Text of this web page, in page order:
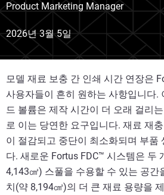
Product Marketing Manager
2026년 3월 5일
모델 재료 보충 간 인쇄 시간 연장은
사용자들이 흔히 원하는 사항입니다.
드 볼륨은 제작 시간이 더 오래 걸리
로 이는 당연한 요구입니다. 재료 재
이 절감되고 중단이 최소화되며 부품
다. 새로운 Fortus FDC™ 시스템은 두
4,143㎤) 스풀을 수용할 수 있는 공간
치(약 8,194㎤)의 더 큰 재료 용량을